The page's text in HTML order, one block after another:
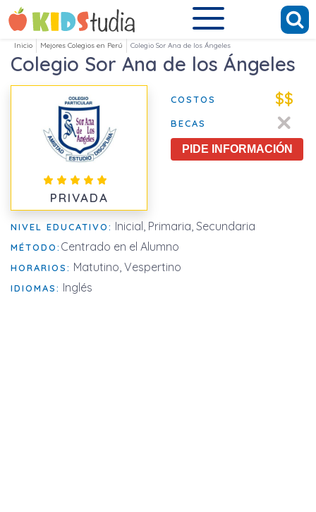
Inicio Mejores Colegios en Perú Colegio Sor Ana de los Ángeles
Colegio Sor Ana de los Ángeles
PRIVADA
COSTOS $$
BECAS
PIDE INFORMACIÓN
NIVEL EDUCATIVO: Inicial, Primaria, Secundaria
MÉTODO: Centrado en el Alumno
HORARIOS: Matutino, Vespertino
IDIOMAS: Inglés